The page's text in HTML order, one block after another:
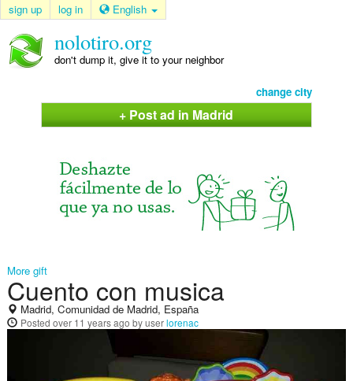
sign up log in English
nolotiro.org
don't dump it, give it to your neighbor
change city
+ Post ad in Madrid
More gift
Cuento con musica
Madrid, Comunidad de Madrid, España
Posted over 11 years ago by userlorenac